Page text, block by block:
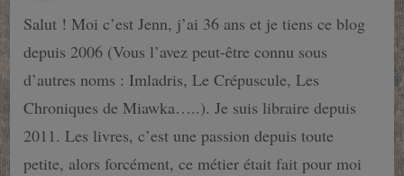
Salut ! Moi c’est Jenn, j’ai 36 ans et je tiens ce blog
depuis 2006 (Vous l’avez peut-être connu sous
d’autres noms : Imladris, Le Crépuscule, Les
Chroniques de Miawka…..). Je suis libraire depuis
2011. Les livres, c’est une passion depuis toute
petite, alors forcément, ce métier était fait pour moi